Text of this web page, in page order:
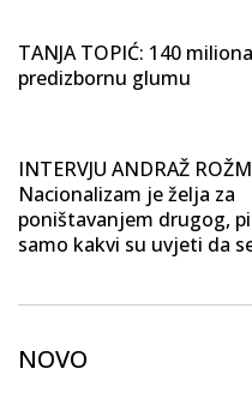
TANJA TOPIĆ: 140
predizbornu glumu
INTERVJU ANDRAŽ
Nacionalizam je želja za
poništavanjem drugog,
samo kakvi su uvjeti da
NOVO